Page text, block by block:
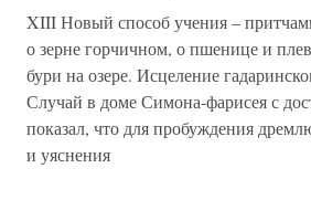
XIII Новый способ учения –
о зерне горчичном, о пшенице и
бури на озере. Исцеление
Случай в доме Симона-фарисея с
показал, что для пробуждения
и уяснения